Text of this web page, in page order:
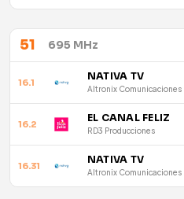
51 695 MHz
16.1 NATIVA TV
Altronix Comunicaciones
16.2 EL CANAL FELIZ
RD3 Producciones
16.31 NATIVA TV
Altronix Comunicaciones